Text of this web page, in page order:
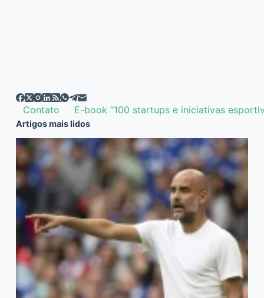
Contato E-book “100 startups e iniciativas
Artigos mais lidos